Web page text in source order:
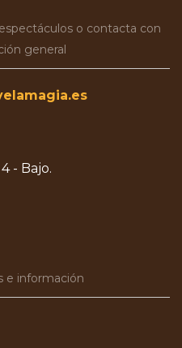
o contacta con
general
- Bajo.
e información